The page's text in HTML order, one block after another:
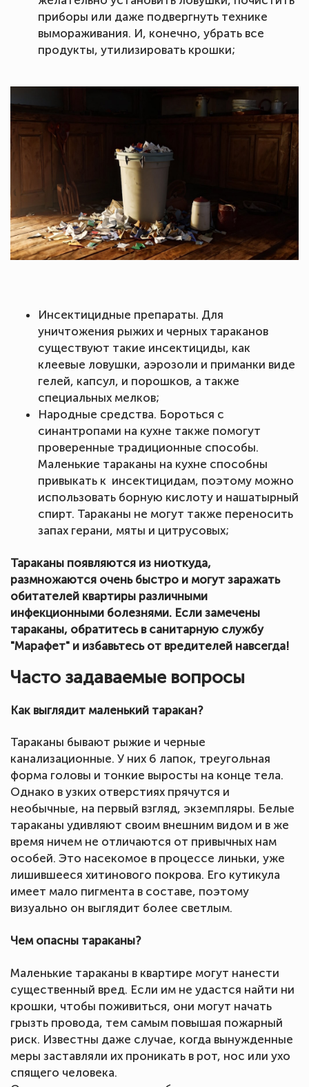
приборы или даже подвергнуть технике
вымораживания. И, конечно, убрать все
продукты, утилизировать крошки;
Инсектицидные препараты. Для
уничтожения рыжих и черных тараканов
существуют такие инсектициды, как
клеевые ловушки, аэрозоли и приманки виде
гелей, капсул, и порошков, а также
специальных мелков;
Народные средства. Бороться с
синантропами на кухне также помогут
проверенные традиционные способы.
Маленькие тараканы на кухне способны
привыкать к инсектицидам, поэтому можно
использовать борную кислоту и нашатырный
спирт. Тараканы не могут также переносить
запах герани, мяты и цитрусовых;
Тараканы появляются из ниоткуда,
размножаются очень быстро и могут заражать
обитателей квартиры различными
инфекционными болезнями. Если замечены
тараканы, обратитесь в санитарную службу
"Марафет" и избавьтесь от вредителей навсегда!
Часто задаваемые вопросы
Как выглядит маленький таракан?
Тараканы бывают рыжие и черные
канализационные. У них 6 лапок, треугольная
форма головы и тонкие выросты на конце тела.
Однако в узких отверстиях прячутся и
необычные, на первый взгляд, экземпляры. Белые
тараканы удивляют своим внешним видом и в же
время ничем не отличаются от привычных нам
особей. Это насекомое в процессе линьки, уже
лишившееся хитинового покрова. Его кутикула
имеет мало пигмента в составе, поэтому
визуально он выглядит более светлым.
Чем опасны тараканы?
Маленькие тараканы в квартире могут нанести
существенный вред. Если им не удастся найти ни
крошки, чтобы поживиться, они могут начать
грызть провода, тем самым повышая пожарный
риск. Известны даже случае, когда вынужденные
меры заставляли их проникать в рот, нос или ухо
спящего человека.